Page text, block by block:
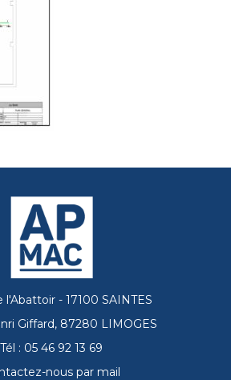
l'Abattoir - 17100 SAINTES
Giffard, 87280 LIMOGES
Tél : 05 46 92 13 69
nous par mail